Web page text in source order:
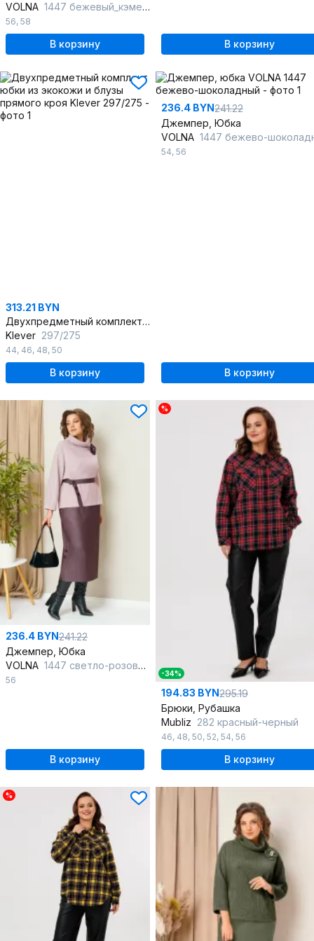
VOLNA 1447 бежевый_кэмел,шоколад
56, 58
В корзину В корзину
313.21 BYN
Двухпредметный комплект юбки из экокожи и блузы прямого кроя
Klever 297/275
44, 46, 48, 50
В корзину
236.4 BYN241.22
Джемпер, Юбка
VOLNA 1447 бежево-
54, 56
В корзину
236.4 BYN241.22
Джемпер, Юбка
VOLNA 1447 светло-розовый_ежевика
56
В корзину
%
-34%
194.83 BYN295.19
Брюки, Рубашка
Mubliz 282 красный-черный
46, 48, 50, 52, 54, 56
В корзину
%